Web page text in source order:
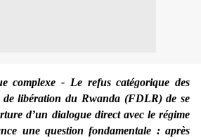
complexe - Le refus catégorique des
de libération du Rwanda (FDLR) de se
d’un dialogue direct avec le régime
une question fondamentale : après